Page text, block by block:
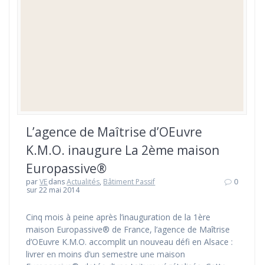
L’agence de Maîtrise d’OEuvre
K.M.O. inaugure La 2ème maison
Europassive®
parVEdansActualités, Bâtiment Passif
sur 22 mai 2014
0
Cinq mois à peine après l’inauguration de la 1ère
maison Europassive® de France, l’agence de Maîtrise
d’OEuvre K.M.O. accomplit un nouveau défi en Alsace :
livrer en moins d’un semestre une maison